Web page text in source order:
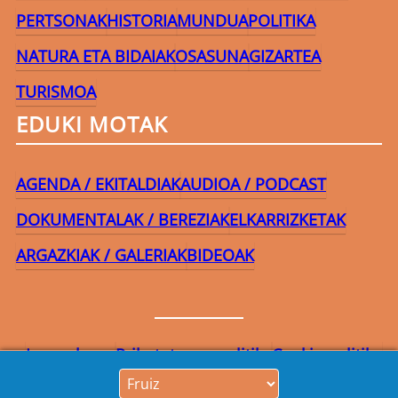
PERTSONAKHISTORIAMUNDUAPOLITIKA
NATURA ETA BIDAIAKOSASUNAGIZARTEA
TURISMOA
EDUKI MOTAK
AGENDA / EKITALDIAKAUDIOA / PODCAST
DOKUMENTALAK / BEREZIAKELKARRIZKETAK
ARGAZKIAK / GALERIAKBIDEOAK
Lege-oharraPribatutasun-politikaCookie politika